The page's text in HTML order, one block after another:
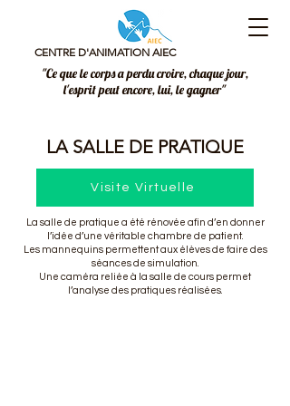
"Ce que le corps a perdu croire, chaque jour,
l'esprit peut encore, lui, le gagner"
CENTRE D'ANIMATION AIEC
LA SALLE DE PRATIQUE
Visite Virtuelle
La salle de pratique a été rénovée afin d’en donner
l’idée d’une véritable chambre de patient.
Les mannequins permettent aux élèves de faire des
séances de simulation.
Une caméra reliée à la salle de cours permet
l’analyse des pratiques réalisées.